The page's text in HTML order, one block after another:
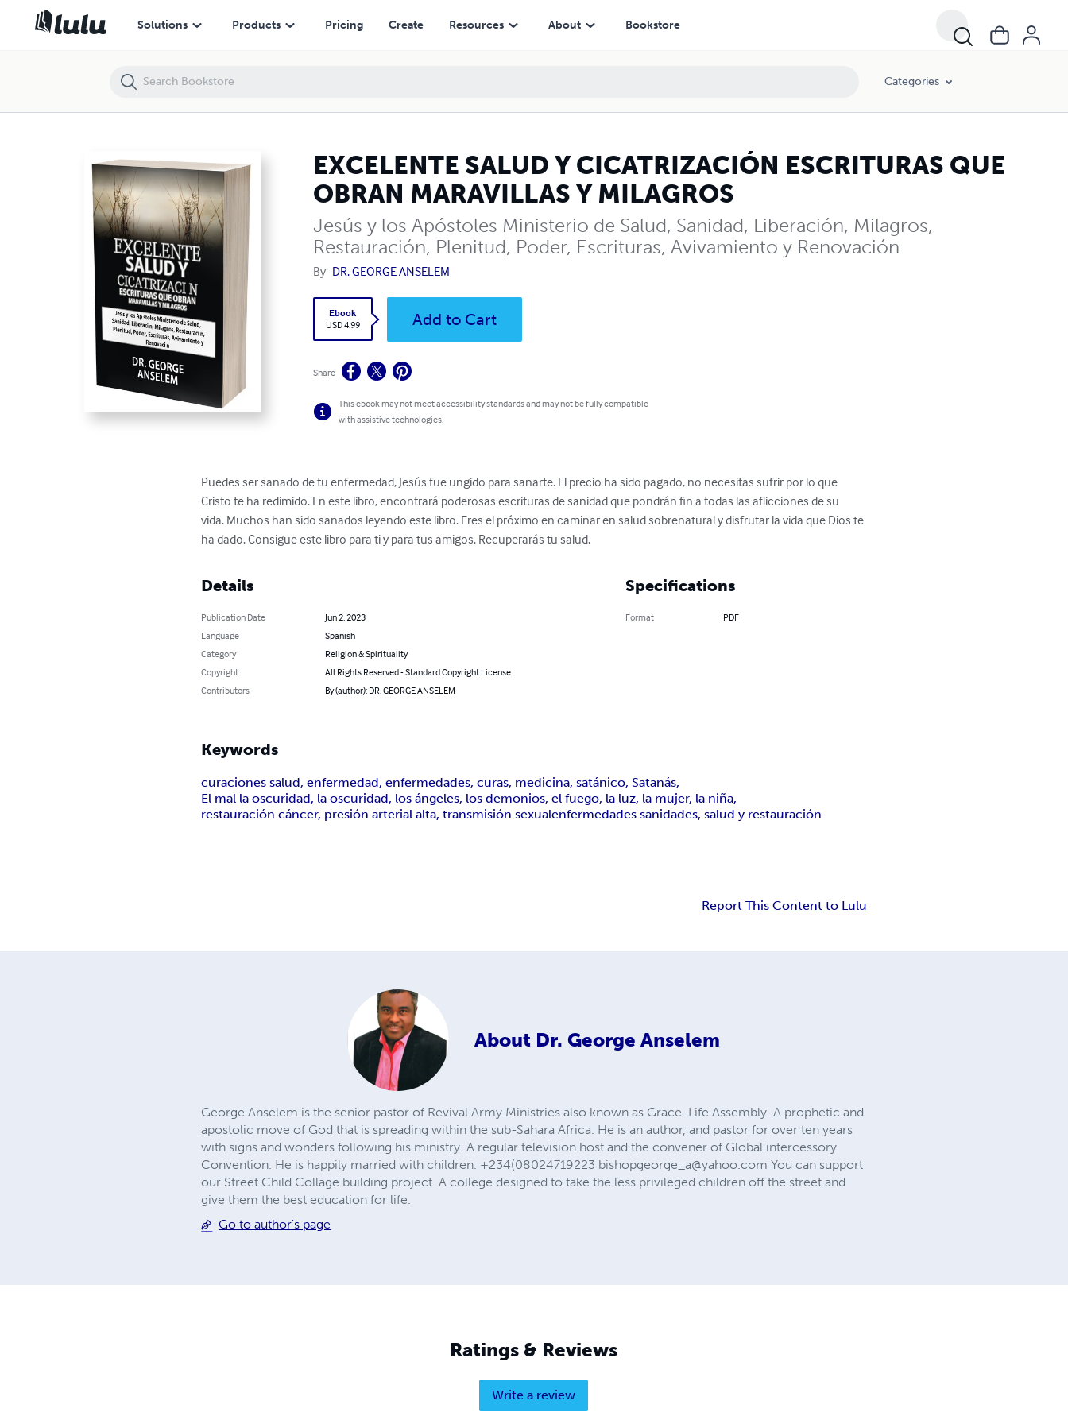
Solutions Products Pricing Create Resources About Bookstore
Categories
EXCELENTE SALUD Y CICATRIZACIÓN ESCRITURAS QUE
OBRAN MARAVILLAS Y MILAGROS
Jesús y los Apóstoles Ministerio de Salud, Sanidad, Liberación, Milagros,
Restauración, Plenitud, Poder, Escrituras, Avivamiento y Renovación
By DR. GEORGE ANSELEM
Ebook
USD 4.99
Add to Cart
Share
This ebook may not meet accessibility standards and may not be fully compatible
with assistive technologies.
Puedes ser sanado de tu enfermedad, Jesús fue ungido para sanarte. El precio ha sido pagado, no necesitas sufrir por lo que
Cristo te ha redimido. En este libro, encontrará poderosas escrituras de sanidad que pondrán fin a todas las aflicciones de su
vida. Muchos han sido sanados leyendo este libro. Eres el próximo en caminar en salud sobrenatural y disfrutar la vida que Dios te
ha dado. Consigue este libro para ti y para tus amigos. Recuperarás tu salud.
Details
Publication Date
Jun 2, 2023
Language
Spanish
Category
Religion & Spirituality
Copyright
All Rights Reserved - Standard Copyright License
Contributors
By (author): DR. GEORGE ANSELEM
Specifications
Format PDF
Keywords
curaciones salud, enfermedad, enfermedades, curas, medicina, satánico, Satanás,
El mal la oscuridad, la oscuridad, los ángeles, los demonios, el fuego, la luz, la mujer, la niña,
restauración cáncer, presión arterial alta, transmisión sexualenfermedades sanidades, salud y restauración.
Report This Content to Lulu
About Dr. George Anselem
George Anselem is the senior pastor of Revival Army Ministries also known as Grace-Life Assembly. A prophetic and
apostolic move of God that is spreading within the sub-Sahara Africa. He is an author, and pastor for over ten years
with signs and wonders following his ministry. A regular television host and the convener of Global intercessory
Convention. He is happily married with children. +234(08024719223 bishopgeorge_a@yahoo.com You can support
our Street Child Collage building project. A college designed to take the less privileged children off the street and
give them the best education for life.
Go to author's page
Ratings & Reviews
Write a review
EXCELENTE SALUD Y CICATRIZACIÓN ESCRITURAS QUE OBRAN MARAVILLAS Y MILAGROS